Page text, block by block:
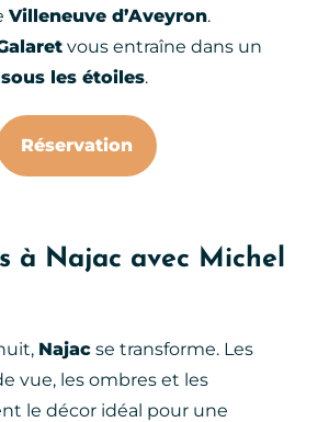
Villeneuve d’Aveyron.
vous entraîne dans un
sous les étoiles.
Réservation
à Najac avec Michel
Najac se transforme. Les
vue, les ombres et les
le décor idéal pour une